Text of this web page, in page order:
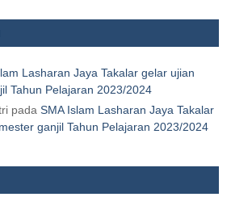
Lasharan Jaya Takalar gelar ujian
Tahun Pelajaran 2023/2024
pada SMA Islam Lasharan Jaya Takalar
ganjil Tahun Pelajaran 2023/2024